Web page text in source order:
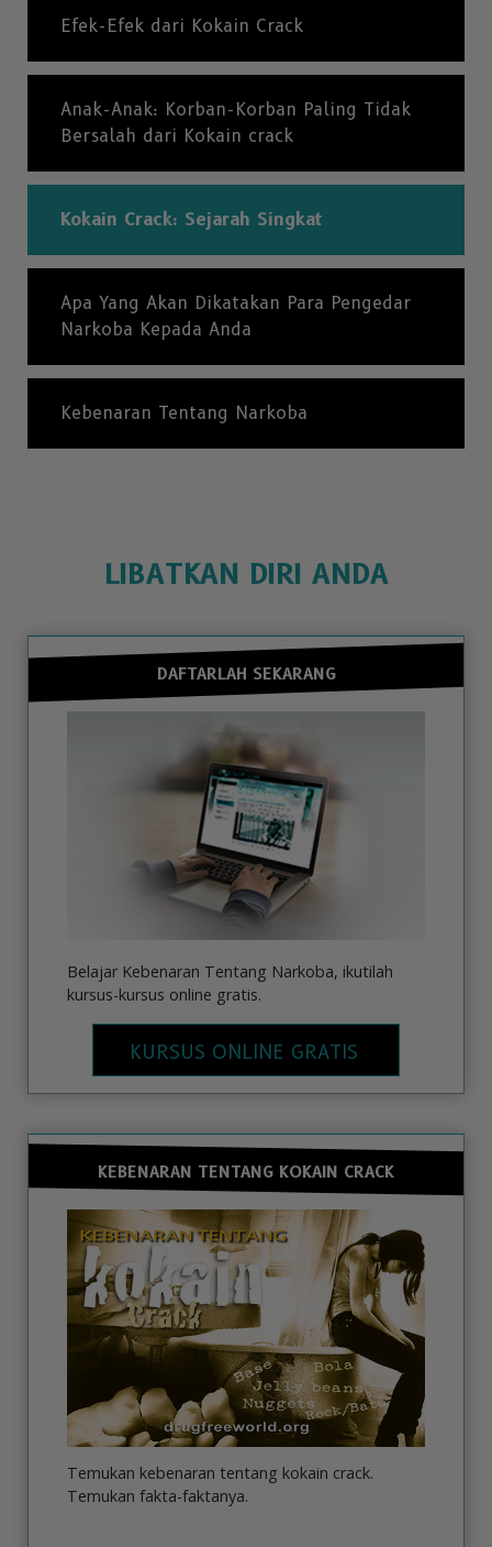
Efek-Efek dari Kokain Crack
Anak-Anak: Korban-Korban Paling Tidak
Bersalah dari Kokain crack
Kokain Crack: Sejarah Singkat
Apa Yang Akan Dikatakan Para Pengedar
Narkoba Kepada Anda
Kebenaran Tentang Narkoba
LIBATKAN DIRI ANDA
DAFTARLAH SEKARANG
Belajar Kebenaran Tentang Narkoba, ikutilah
kursus-kursus online gratis.
KURSUS ONLINE GRATIS
KEBENARAN TENTANG KOKAIN CRACK
Temukan kebenaran tentang kokain crack.
Temukan fakta-faktanya.